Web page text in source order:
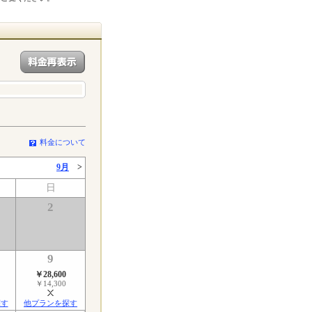
料金について
9月 >
日
2
9
￥28,600
￥14,300
他プランを探す